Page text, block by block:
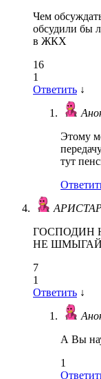
Чем
обсудили бы
в ЖКХ
16
1
Ответить ↓
Этому
тут
ГОСПОДИН
НЕ
7
1
Ответить ↓
А Вы
1